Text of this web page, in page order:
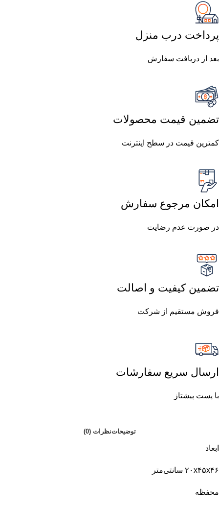
پرداخت درب منزل
بعد از دریافت سفارش
تضمین قیمت محصولات
کمترین قیمت در سطح اینترنت
امکان مرجوع سفارش
در صورت عدم رضایت
تضمین کیفیت و اصالت
فروش مستقیم از شرکت
ارسال سریع سفارشات
با پست پیشتاز
توضیحاتنظرات (0)
ابعاد
۲۰x۴۵x۴۶ سانتی‌متر
محفظه